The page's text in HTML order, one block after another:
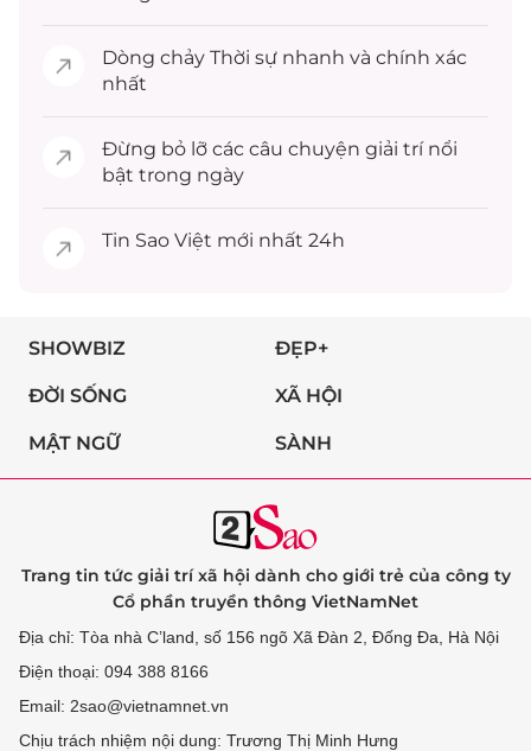
Dòng chảy Thời sự nhanh và chính xác
nhất
Đừng bỏ lỡ các câu chuyện giải trínổi
bật trong ngày
Tin Sao Việt mới nhất 24h
SHOWBIZ ĐẸP+
ĐỜI SỐNG XÃ HỘI
MẬT NGỮ SÀNH
Trang tin tức giải trí xã hội dành cho giới trẻ của công ty
Cổ phần truyền thông VietNamNet
Địa chỉ: Tòa nhà C’land, số 156 ngõ Xã Đàn 2, Đống Đa, Hà Nội
Điện thoại: 094 388 8166
Email: 2sao@vietnamnet.vn
Chịu trách nhiệm nội dung: Trương Thị Minh Hưng